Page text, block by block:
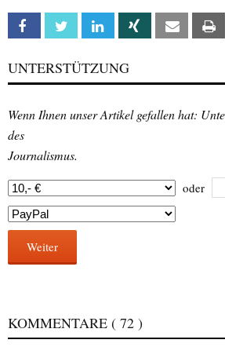
Facebook Twitter Linkedin Xing Email
UNTERSTÜTZUNG
Wenn Ihnen unser Artikel gefallen hat:
des
Journalismus.
oder
Weiter
KOMMENTARE ( 72 )